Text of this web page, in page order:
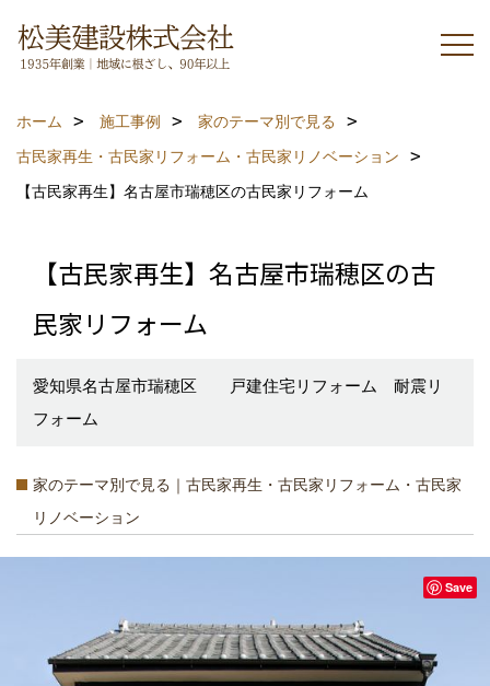
ホーム 施工事例
家のテーマ別で見る
古民家再生・古民家リフォーム・古民家リノベーション
【古民家再生】名古屋市瑞穂区の古民家リフォーム
【古民家再生】名古屋市瑞穂区の古
民家リフォーム
愛知県名古屋市瑞穂区 戸建住宅リフォーム 耐震リ
フォーム
家のテーマ別で見る｜古民家再生・古民家リフォーム・古民家
リノベーション
Save